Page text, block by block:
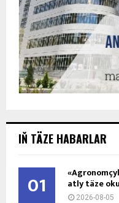
IŇ TÄZE HABARLAR
01 atly täze
2026-08-05